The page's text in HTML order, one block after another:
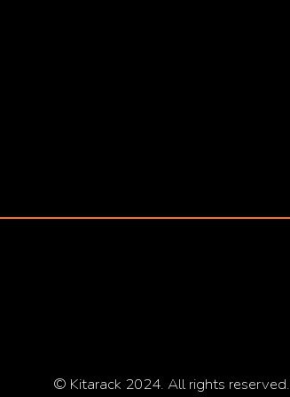
© Kitarack 2024. All rights reserved.